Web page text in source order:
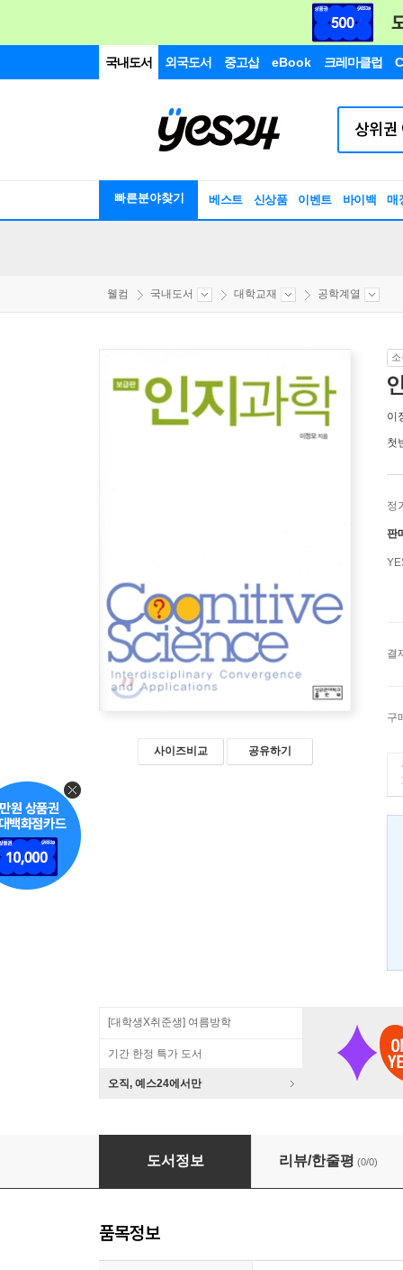
국내도서 외국도서 중고샵 eBook 크레마클럽
빠른분야찾기 베스트 신상품 이벤트 바이백 매
웰컴 국내도서 대학교재 공학계열
사이즈비교 공유하기
이
첫
정
판
결
구
[대학생X취준생] 여름방학
기간 한정 특가 도서
오직, 예스24에서만
인지과학
도서정보 리뷰/한줄평 (0/0)
품목정보